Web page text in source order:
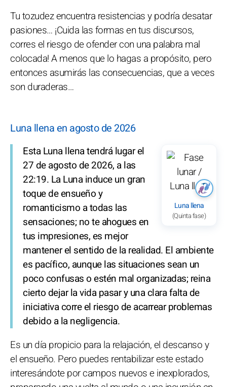
Tu tozudez encuentra resistencias y podría desatar
pasiones… ¡Cuida las formas en tus discursos,
corres el riesgo de ofender con una palabra mal
colocada! A menos que lo hagas a propósito, pero
entonces asumirás las consecuencias, que a veces
son duraderas…
Luna llena en agosto de 2026
Luna llena
(Quinta fase)
Esta Luna llena tendrá lugar el
27 de agosto de 2026, a las
22:19. La Luna induce un gran
toque de ensueño y
romanticismo a todas las
sensaciones; no te ahogues en
tus impresiones, es mejor
mantener el sentido de la realidad. El ambiente
es pacífico, aunque las situaciones sean un
poco confusas o estén mal organizadas; reina
cierto dejar la vida pasar y una clara falta de
iniciativa corre el riesgo de acarrear problemas
debido a la negligencia.
Es un día propicio para la relajación, el descanso y
el ensueño. Pero puedes rentabilizar este estado
interesándote por campos nuevos e inexplorados,